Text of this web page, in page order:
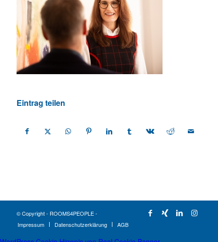
Eintrag teilen
© Copyright - ROOMS4PEOPLE -
Impressum
Datenschutzerklärung AGB